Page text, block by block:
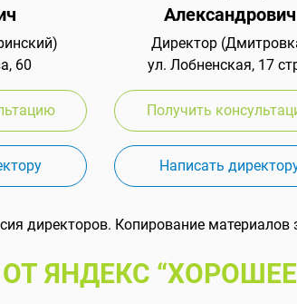
60
Александрович
Директор
ул. Лобненская, 17
Получить
Написать
директоров. Копирование материалов
ЯНДЕКС